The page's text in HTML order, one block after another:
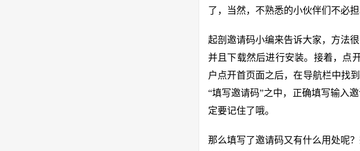
了，当然，不熟悉的小伙伴们不必
起剖邀请码小编来告诉大家，方法
并且下载然后进行安装。接着，点
户点开首页面之后，在导航栏中找
“填写邀请码”之中，正确填写输入
定要记住了哦。
那么填写了邀请码又有什么用处呢